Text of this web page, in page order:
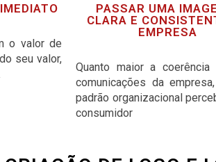
o valor de
seu valor,
PASSAR UMA
CLARA E
EMPRESA
Quanto maior a coerência
comunicações da
padrão organizacional
consumidor